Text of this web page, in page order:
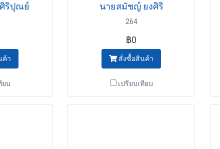
ริปุณย์
ค้า
ยบ
นายสมัชญ์ ยงศิริ
264
฿0
สั่งซื้อสินค้า
เปรียบเทียบ